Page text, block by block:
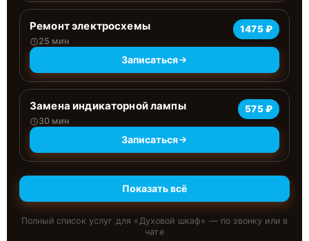
Ремонт электросхемы
25 мин
1475 ₽
Записаться
Замена индикаторной лампы
30 мин
575 ₽
Записаться
Показать всё
Полный список услуг для «Духовой шкаф» — по звонку или в
чате